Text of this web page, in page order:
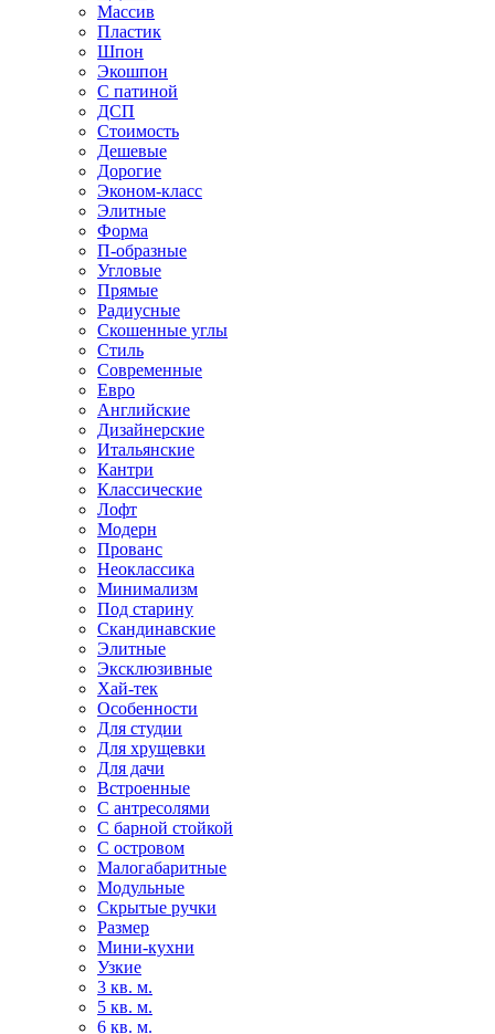
Массив
Пластик
Шпон
Экошпон
С патиной
ДСП
Стоимость
Дешевые
Дорогие
Эконом-класс
Элитные
Форма
П-образные
Угловые
Прямые
Радиусные
Скошенные углы
Стиль
Современные
Евро
Английские
Дизайнерские
Итальянские
Кантри
Классические
Лофт
Модерн
Прованс
Неоклассика
Минимализм
Под старину
Скандинавские
Элитные
Эксклюзивные
Хай-тек
Особенности
Для студии
Для хрущевки
Для дачи
Встроенные
С антресолями
С барной стойкой
С островом
Малогабаритные
Модульные
Скрытые ручки
Размер
Мини-кухни
Узкие
3 кв. м.
5 кв. м.
6 кв. м.